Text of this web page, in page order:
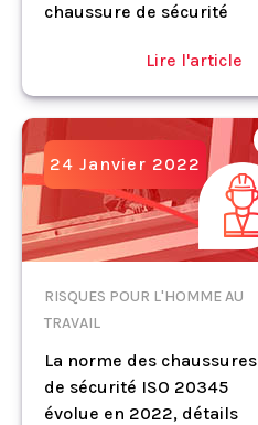
chaussure de sécurité
Lire l'article
24 Janvier 2022
RISQUES POUR L'HOMME AU
TRAVAIL
La norme des chaussures
de sécurité ISO 20345
évolue en 2022, détails